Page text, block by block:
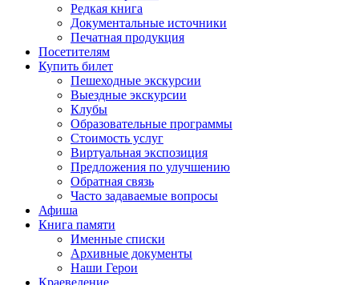
Редкая книга
Документальные источники
Печатная продукция
Посетителям
Купить билет
Пешеходные экскурсии
Выездные экскурсии
Клубы
Образовательные программы
Стоимость услуг
Виртуальная экспозиция
Предложения по улучшению
Обратная связь
Часто задаваемые вопросы
Афиша
Книга памяти
Именные списки
Архивные документы
Наши Герои
Краеведение